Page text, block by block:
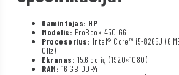
Gamintojas: HP
Modelis: ProBook 450 G6
Procesorius: Intel® Core™ i5-8265U (6
GHz)
Ekranas: 15,6 colių (1920×1080)
RAM: 16 GB DDR4